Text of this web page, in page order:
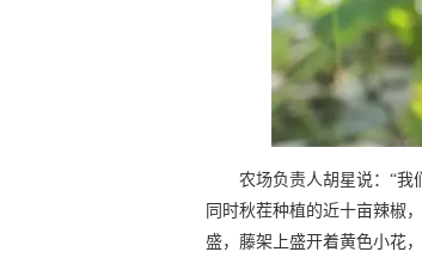
农场负责人胡星说：“我
同时秋茬种植的近十亩辣
盛，藤架上盛开着黄色小花